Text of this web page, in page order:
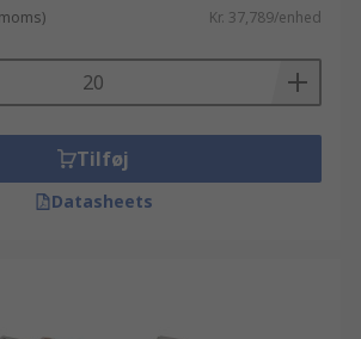
Kr. 37,789/enhed
Tilføj
Datasheets